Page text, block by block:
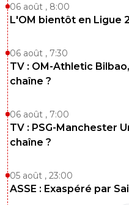
06 août , 8:00
L'OM bientôt en Ligue
06 août , 7:30
TV : OM-Athletic
chaîne ?
06 août , 7:00
TV : PSG-Manchester
chaîne ?
05 août , 23:00
ASSE : Exaspéré par